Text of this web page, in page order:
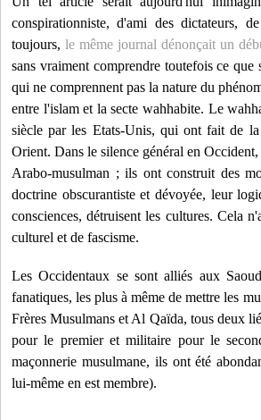
conspirationniste, d'ami des dictateurs,
toujours, le même journal dénonçait un
sans vraiment comprendre toutefois ce
qui ne comprennent pas la nature du
entre l'islam et la secte wahhabite. Le
siècle par les Etats-Unis, qui ont fait de
Orient. Dans le silence général en
Arabo-musulman ; ils ont construit des
doctrine obscurantiste et dévoyée, leur
consciences, détruisent les cultures. Cela
culturel et de fascisme.
Les Occidentaux se sont alliés aux
fanatiques, les plus à même de mettre les
Frères Musulmans et Al Qaïda, tous deux
pour le premier et militaire pour le
maçonnerie musulmane, ils ont été
lui-même en est membre).